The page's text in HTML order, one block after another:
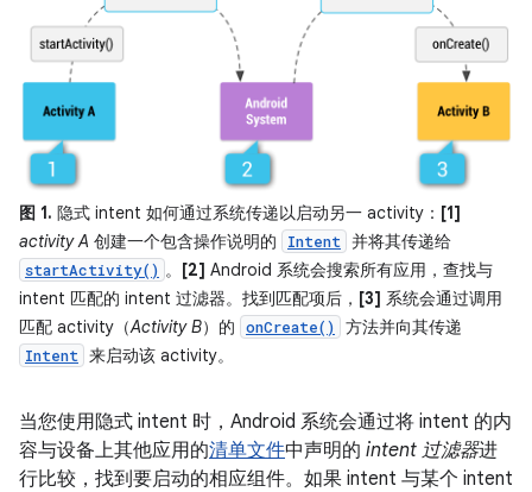
图 1. 隐式 intent 如何通过系统传递以启动另一 activity： [1]
activity A 创建一个包含操作说明的 Intent 并将其传递给
startActivity() 。 [2] Android 系统会搜索所有应用，查找与
intent 匹配的 intent 过滤器。找到匹配项后， [3] 系统会通过调用
匹配 activity（Activity B）的 onCreate() 方法并向其传递
Intent 来启动该 activity。
当您使用隐式 intent 时，Android 系统会通过将 intent 的内
容与设备上其他应用的清单文件中声明的 intent 过滤器进
行比较，找到要启动的相应组件。如果 intent 与某个 intent